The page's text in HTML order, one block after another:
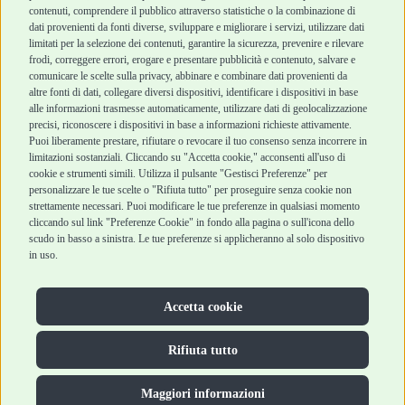
contenuti, comprendere il pubblico attraverso statistiche o la combinazione di
dati provenienti da fonti diverse, sviluppare e migliorare i servizi, utilizzare dati
limitati per la selezione dei contenuti, garantire la sicurezza, prevenire e rilevare
frodi, correggere errori, erogare e presentare pubblicità e contenuto, salvare e
comunicare le scelte sulla privacy, abbinare e combinare dati provenienti da
altre fonti di dati, collegare diversi dispositivi, identificare i dispositivi in base
alle informazioni trasmesse automaticamente, utilizzare dati di geolocalizzazione
precisi, riconoscere i dispositivi in base a informazioni richieste attivamente.
Puoi liberamente prestare, rifiutare o revocare il tuo consenso senza incorrere in
limitazioni sostanziali. Cliccando su "Accetta cookie," acconsenti all'uso di
cookie e strumenti simili. Utilizza il pulsante "Gestisci Preferenze" per
personalizzare le tue scelte o "Rifiuta tutto" per proseguire senza cookie non
strettamente necessari. Puoi modificare le tue preferenze in qualsiasi momento
cliccando sul link "Preferenze Cookie" in fondo alla pagina o sull'icona dello
scudo in basso a sinistra. Le tue preferenze si applicheranno al solo dispositivo
in uso.
Accetta cookie
Rifiuta tutto
Maggiori informazioni
Marchi
Blog
Assistenza Robinson
Pet Shop
Offerte
Promozioni
Recensioni Feedaty
Cashback
Metodi di
pagamento
Recesso e Reso
Spedizioni
Robinson Pet Shop S.r.l.
Via V. Giovanni Schiaparelli, 21 – 47122 Forlì (FC)
P.iva 04095130409 | REA: FO 329541
info@robinsonpetshop.it | Tel. 0543 096850
Copyright © 2025 Robinsonpetshop.it s.r.l. – Tutti i diritti
Privacy Policy|Cookie Policy